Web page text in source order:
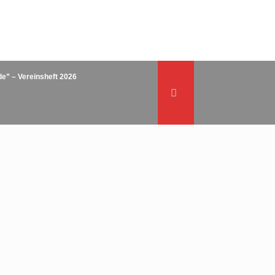
– Vereinsheft 2026